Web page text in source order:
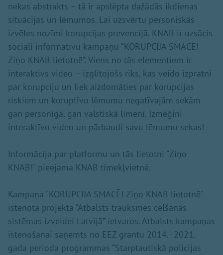
nekas abstrakts – tā ir apslēpta dažādās ikdienas
situācijās un lēmumos. Lai uzsvērtu personiskās
izvēles nozīmi korupcijas prevencijā, KNAB ir uzsācis
sociāli informatīvu kampaņu “KORUPCIJA SMACĒ!
Ziņo KNAB lietotnē”. Viens no tās elementiem ir
interaktīvs video – izglītojošs rīks, kas veido izpratni
par korupciju un liek aizdomāties par korupcijas
riskiem un koruptīvu lēmumu negatīvajām sekām
gan personīgā, gan valstiskā līmenī. Izmēģini
interaktīvo video un pārbaudi savu lēmumu sekas!
Informācija par platformu un tās lietotni "Ziņo
KNAB!" pieejama KNAB tīmekļvietnē.
Kampaņa "KORUPCIJA SMACĒ! Ziņo KNAB lietotnē"
īstenota projekta “Atbalsts trauksmes celšanas
sistēmas izveidei Latvijā” ietvaros. Atbalsts kampaņas
īstenošanai saņemts no EEZ grantu 2014.–2021.
gada perioda programmas “Starptautiskā policijas